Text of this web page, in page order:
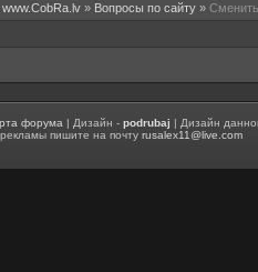
» Вопросы по сайту »
форума | Дизайн -podrubaj | Дизайн
пишите на почтуrusalex11@live.com